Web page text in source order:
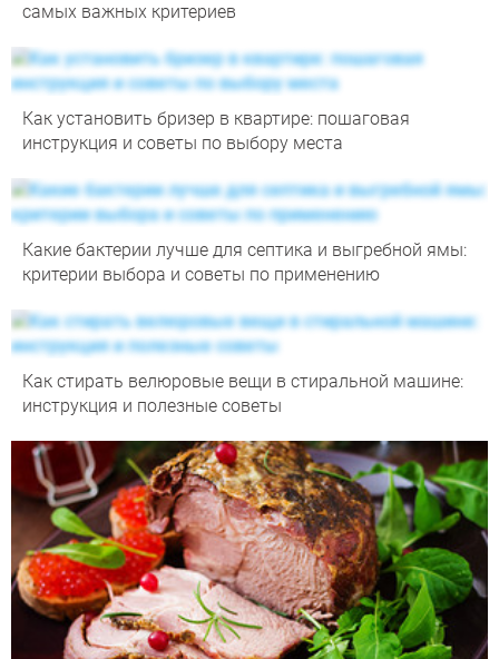
самых важных критериев
Как установить бризер в квартире: пошаговая
инструкция и советы по выбору места
Какие бактерии лучше для септика и выгребной ямы:
критерии выбора и советы по применению
Как стирать велюровые вещи в стиральной машине:
инструкция и полезные советы